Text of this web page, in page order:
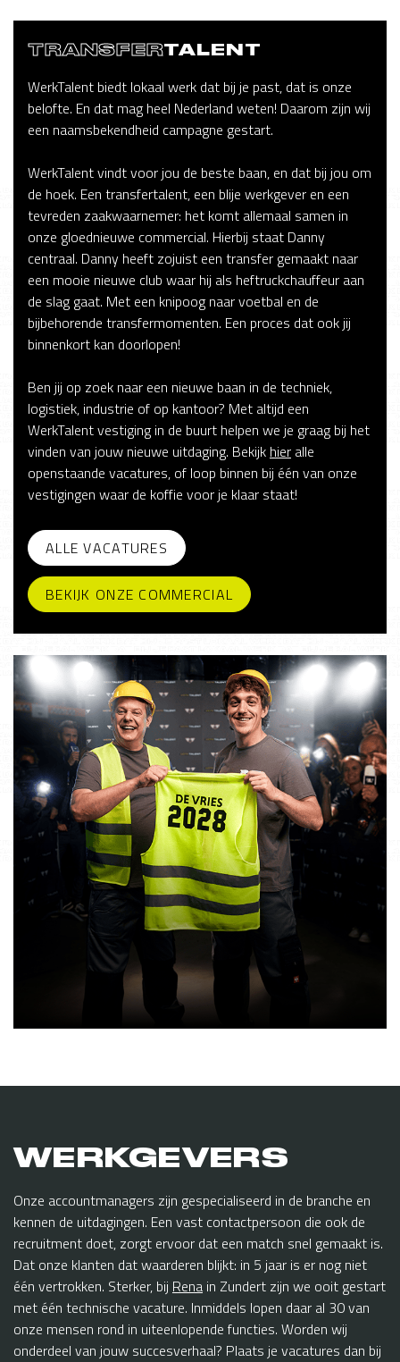
TRANSFERTALENT
WerkTalent biedt lokaal werk dat bij je past, dat is onze
belofte. En dat mag heel Nederland weten! Daarom zijn wij
een naamsbekendheid campagne gestart.
WerkTalent vindt voor jou de beste baan, en dat bij jou om
de hoek. Een transfertalent, een blije werkgever en een
tevreden zaakwaarnemer: het komt allemaal samen in
onze gloednieuwe commercial. Hierbij staat Danny
centraal. Danny heeft zojuist een transfer gemaakt naar
een mooie nieuwe club waar hij als heftruckchauffeur aan
de slag gaat. Met een knipoog naar voetbal en de
bijbehorende transfermomenten. Een proces dat ook jij
binnenkort kan doorlopen!
Ben jij op zoek naar een nieuwe baan in de techniek,
logistiek, industrie of op kantoor? Met altijd een
WerkTalent vestiging in de buurt helpen we je graag bij het
vinden van jouw nieuwe uitdaging. Bekijk hier alle
openstaande vacatures, of loop binnen bij één van onze
vestigingen waar de koffie voor je klaar staat!
ALLE VACATURES
BEKIJK ONZE COMMERCIAL
WERKGEVERS
Onze accountmanagers zijn gespecialiseerd in de branche en
kennen de uitdagingen. Een vast contactpersoon die ook de
recruitment doet, zorgt ervoor dat een match snel gemaakt is.
Dat onze klanten dat waarderen blijkt: in 5 jaar is er nog niet
één vertrokken. Sterker, bij Rena in Zundert zijn we ooit gestart
met één technische vacature. Inmiddels lopen daar al 30 van
onze mensen rond in uiteenlopende functies. Worden wij
onderdeel van jouw succesverhaal? Plaats je vacatures dan bij